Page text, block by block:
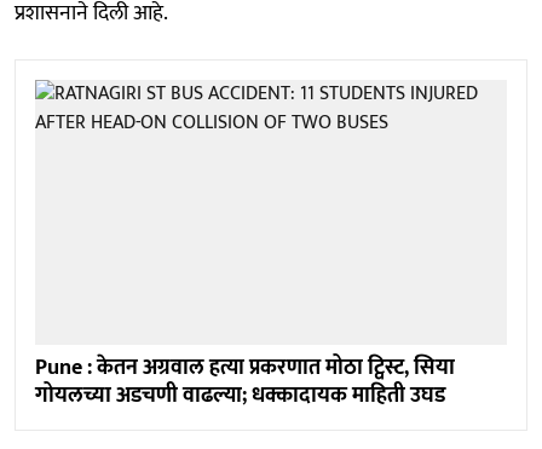
प्रशासनाने दिली आहे.
Pune : केतन अग्रवाल हत्या प्रकरणात मोठा ट्विस्ट, सिया
गोयलच्या अडचणी वाढल्या; धक्कादायक माहिती उघड